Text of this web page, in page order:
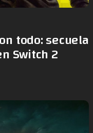
todo: secuela
Switch 2